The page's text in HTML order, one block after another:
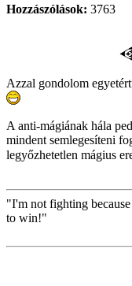
Hozzászólások: 3763
Azzal gondolom
A anti-mágiának hála
mindent semlegesíteni
legyőzhetetlen mágius
"I'm not fighting
to win!"